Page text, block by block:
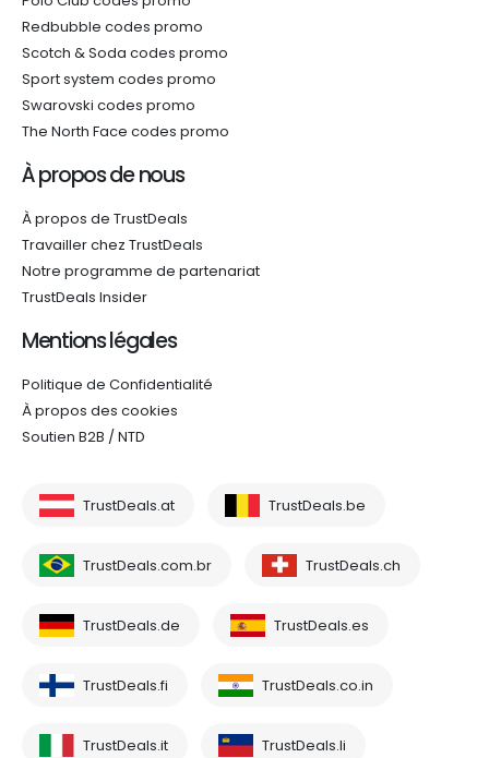
Redbubble codes promo
Scotch & Soda codes promo
Sport system codes promo
Swarovski codes promo
The North Face codes promo
À propos de nous
À propos de TrustDeals
Travailler chez TrustDeals
Notre programme de partenariat
TrustDeals Insider
Mentions légales
Politique de Confidentialité
À propos des cookies
Soutien B2B / NTD
TrustDeals.at TrustDeals.be
TrustDeals.com.br TrustDeals.ch
TrustDeals.de TrustDeals.es
TrustDeals.fi TrustDeals.co.in
TrustDeals.it TrustDeals.li